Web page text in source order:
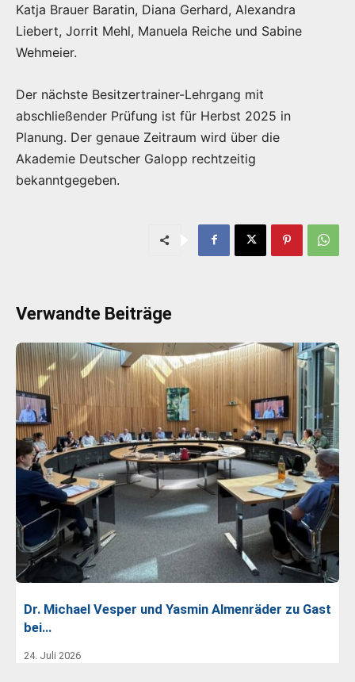
Katja Brauer Baratin, Diana Gerhard, Alexandra
Liebert, Jorrit Mehl, Manuela Reiche und Sabine
Wehmeier.
Der nächste Besitzertrainer-Lehrgang mit
abschließender Prüfung ist für Herbst 2025 in
Planung. Der genaue Zeitraum wird über die
Akademie Deutscher Galopp rechtzeitig
bekanntgegeben.
Verwandte Beiträge
Dr. Michael Vesper und Yasmin Almenräder zu Gast
bei…
24. Juli 2026